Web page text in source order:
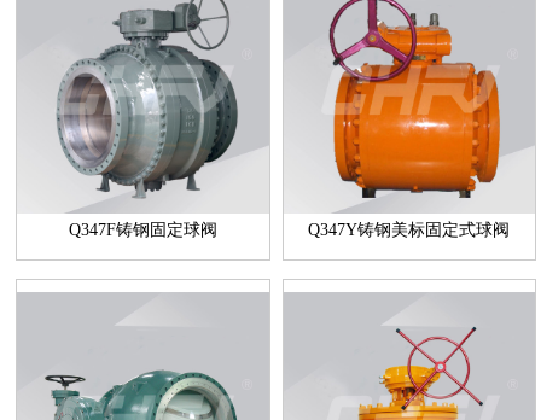
Q347F铸钢固定球阀 Q347Y铸钢美标固定式球阀